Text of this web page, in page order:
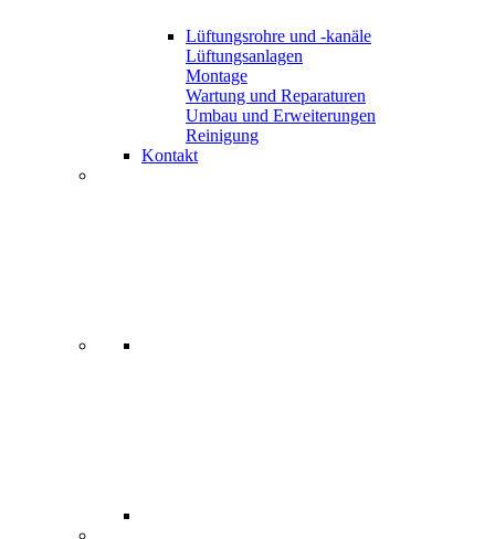
Lüftungsrohre und -kanäle
Lüftungsanlagen
Montage
Wartung und Reparaturen
Umbau und Erweiterungen
Reinigung
Kontakt